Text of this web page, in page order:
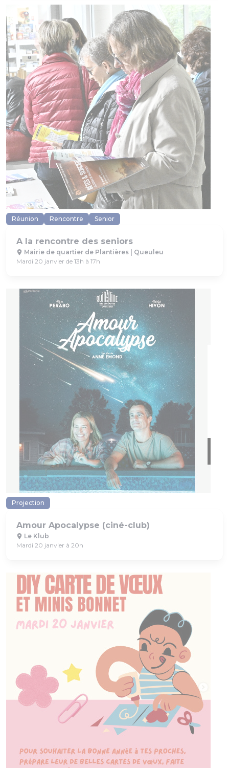
Réunion Rencontre Senior
A la rencontre des seniors
Mairie de quartier de Plantières | Queuleu
Mardi 20 janvier de 13h à 17h
Projection
Amour Apocalypse (ciné-club)
Le Klub
Mardi 20 janvier à 20h